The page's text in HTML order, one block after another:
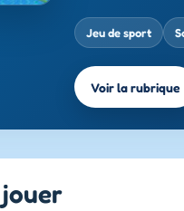
Jeu de sport
Voir la rubrique